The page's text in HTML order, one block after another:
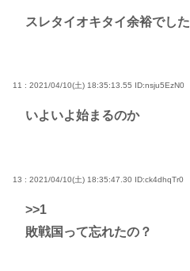
スレタイオキタイ余裕でした
11 : 2021/04/10(土) 18:35:13.55 ID:nsju5EzN0
いよいよ始まるのか
13 : 2021/04/10(土) 18:35:47.30 ID:ck4dhqTr0
>>1
敗戦国って忘れたの？